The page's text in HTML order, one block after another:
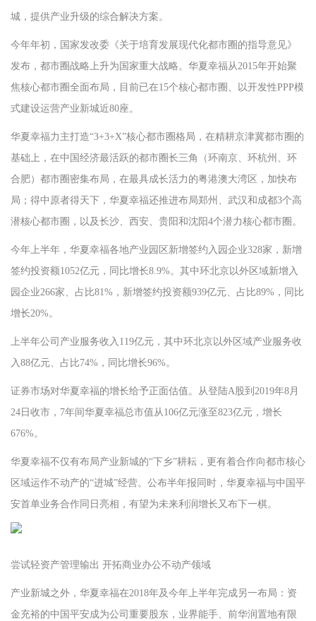
城，提供产业升级的综合解决方案。
今年年初，国家发改委《关于培育发展现代化都市圈的指导意见》
发布，都市圈战略上升为国家重大战略。华夏幸福从2015年开始聚
焦核心都市圈全面布局，目前已在15个核心都市圈、以开发性PPP模
式建设运营产业新城近80座。
华夏幸福力主打造“3+3+X”核心都市圈格局，在精耕京津冀都市圈的
基础上，在中国经济最活跃的都市圈长三角（环南京、环杭州、环
合肥）都市圈密集布局，在最具成长活力的粤港澳大湾区，加快布
局；得中原者得天下，华夏幸福还推进布局郑州、武汉和成都3个高
潜核心都市圈，以及长沙、西安、贵阳和沈阳4个潜力核心都市圈。
今年上半年，华夏幸福各地产业园区新增签约入园企业328家，新增
签约投资额1052亿元，同比增长8.9%。其中环北京以外区域新增入
园企业266家、占比81%，新增签约投资额939亿元、占比89%，同比
增长20%。
上半年公司产业服务收入119亿元，其中环北京以外区域产业服务收
入88亿元、占比74%，同比增长96%。
证券市场对华夏幸福的增长给予正面估值。从登陆A股到2019年8月
24日收市，7年间华夏幸福总市值从106亿元涨至823亿元，增长
676%。
华夏幸福不仅有布局产业新城的“下乡”耕耘，更有着合作向都市核心
区域运作不动产的“进城”经营。公布半年报同时，华夏幸福与中国平
安首单业务合作同日亮相，有望为未来利润增长又布下一棋。
尝试轻资产管理输出 开拓商业办公不动产领域
产业新城之外，华夏幸福在2018年及今年上半年完成另一布局：资
金充裕的中国平安成为公司重要股东，业界能手、前华润置地有限